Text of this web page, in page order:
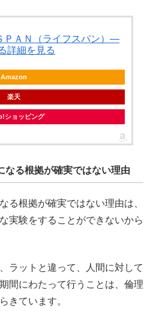
ＰＡＮ（ライフスパン）―
詳細を見る
Amazon
楽天
ショッピング
なる根拠が確実ではない理由
る根拠が確実ではない理由は、
実験をすることができないから
ラットと違って、人間に対して
間にわたって行うことは、倫理
きています。